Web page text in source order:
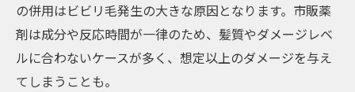
の併用はビビリ毛発生の大きな原因となります。市販薬
剤は成分や反応時間が一律のため、髪質やダメージレベ
ルに合わないケースが多く、想定以上のダメージを与え
てしまうことも。